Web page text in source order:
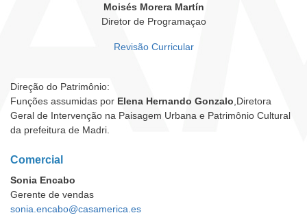
Moisés Morera Martín
Diretor de Programaçao
Revisão Curricular
Direção do Patrimônio:
Funções assumidas por Elena Hernando Gonzalo ,Diretora
Geral de Intervenção na Paisagem Urbana e Patrimônio Cultural
da prefeitura de Madri.
Comercial
Sonia Encabo
Gerente de vendas
sonia.encabo@casamerica.es